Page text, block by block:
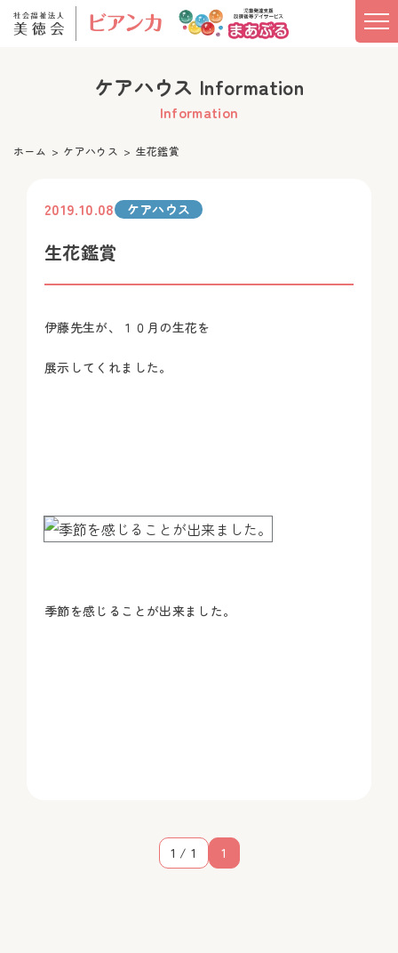
ケアハウス Information
Information
ホーム ケアハウス 生花鑑賞
2019.10.08 ケアハウス
生花鑑賞
伊藤先生が、１０月の生花を
展示してくれました。
季節を感じることが出来ました。
1 / 1 1